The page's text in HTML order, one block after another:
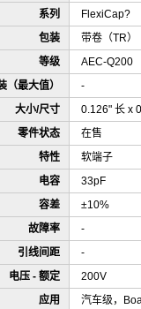
系列
FlexiCap?
包装
带卷（TR）
等级
AEC-Q200
（最大值）
-
大小/尺寸
0.126" 长 x
零件状态
在售
特性
软端子
电容
33pF
容差
±10%
故障率
-
引线间距
-
电压 - 额定
200V
应用
汽车级，